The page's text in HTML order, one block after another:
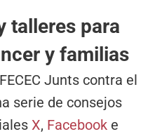
talleres para
y familias
Junts contra el
serie de consejos
X, Facebook e